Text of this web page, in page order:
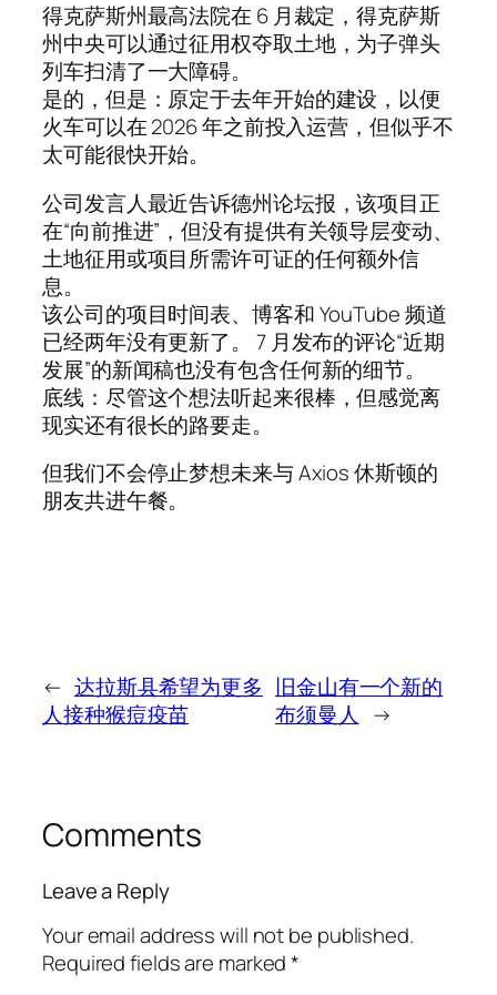
得克萨斯州最高法院在 6 月裁定，得克萨斯
州中央可以通过征用权夺取土地，为子弹头
列车扫清了一大障碍。
是的，但是：原定于去年开始的建设，以便
火车可以在 2026 年之前投入运营，但似乎不
太可能很快开始。
公司发言人最近告诉德州论坛报，该项目正
在“向前推进”，但没有提供有关领导层变动、
土地征用或项目所需许可证的任何额外信
息。
该公司的项目时间表、博客和 YouTube 频道
已经两年没有更新了。 7 月发布的评论“近期
发展”的新闻稿也没有包含任何新的细节。
底线：尽管这个想法听起来很棒，但感觉离
现实还有很长的路要走。
但我们不会停止梦想未来与 Axios 休斯顿的
朋友共进午餐。
← 达拉斯县希望为更多
人接种猴痘疫苗
旧金山有一个新的
布须曼人
→
Comments
Leave a Reply
Your email address will not be published.
Required fields are marked*